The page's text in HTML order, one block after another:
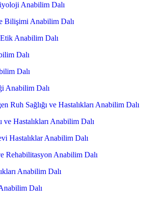
Anabilim Dalı
Bilişimi Anabilim Dalı
Anabilim Dalı
Dalı
Dalı
Anabilim Dalı
Ruh Sağlığı ve Hastalıkları Anabilim Dalı
ve Hastalıkları Anabilim Dalı
Hastalıklar Anabilim Dalı
Rehabilitasyon Anabilim Dalı
Anabilim Dalı
Dalı